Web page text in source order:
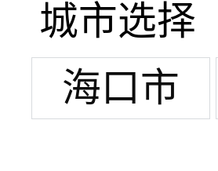
城市选择
海口市